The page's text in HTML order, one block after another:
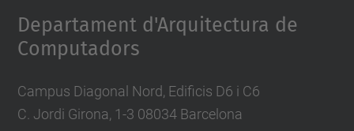
Departament d'Arquitectura de
Computadors
Campus Diagonal Nord, Edificis D6 i C6
C. Jordi Girona, 1-3 08034 Barcelona